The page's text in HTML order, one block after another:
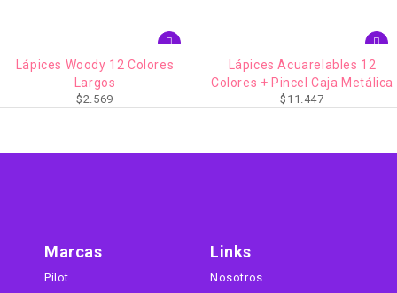
Lápices Acuarelables 12
Colores + Pincel Caja Metálica
$11.447
Lápices Hexagonales 24
Colores en Caja Metálica BTS-
B
$ 17.484
Marcas
Pilot
Links
Nosotros